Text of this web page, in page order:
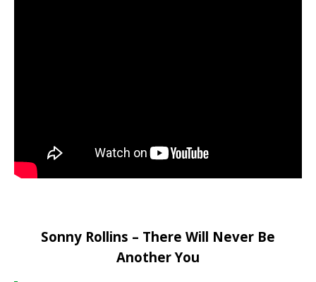
Sonny Rollins – There Will Never Be
Another You